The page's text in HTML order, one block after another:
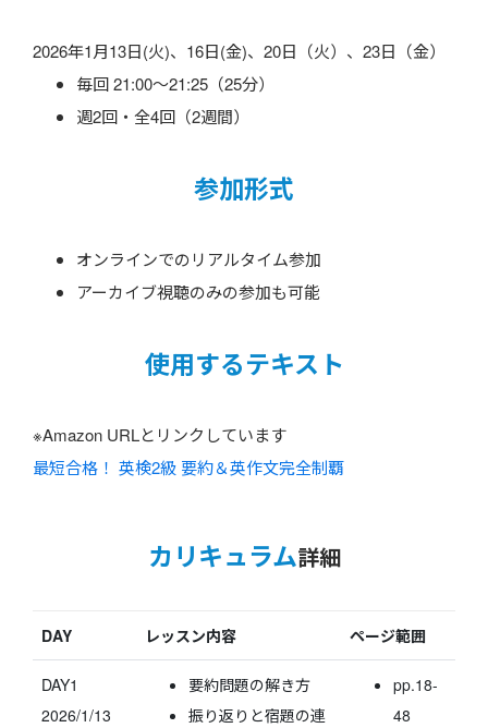
2026年1月13日(火)、16日(金)、20日（火）、23日（金）
毎回 21:00～21:25（25分）
週2回・全4回（2週間）
参加形式
オンラインでのリアルタイム参加
アーカイブ視聴のみの参加も可能
使用するテキスト
※Amazon URLとリンクしています
最短合格！ 英検2級 要約＆英作文完全制覇
カリキュラム詳細
DAY レッスン内容 ページ範囲
DAY1
2026/1/13
要約問題の解き方
振り返りと宿題の連
pp.18-
48